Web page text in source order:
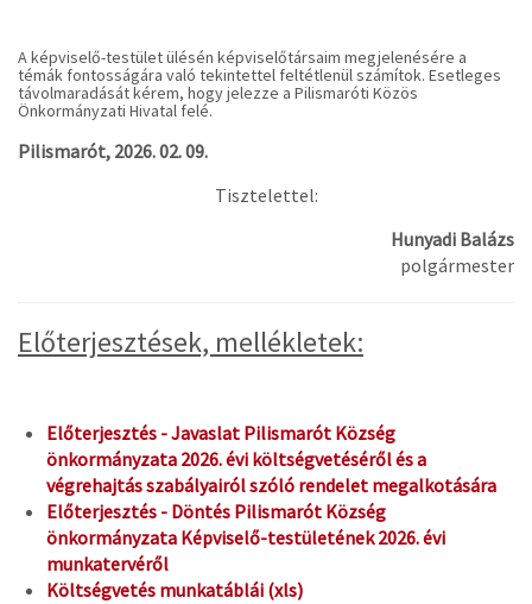
A képviselő-testület ülésén képviselőtársaim megjelenésére a
témák fontosságára való tekintettel feltétlenül számítok. Esetleges
távolmaradását kérem, hogy jelezze a Pilismaróti Közös
Önkormányzati Hivatal felé.
Pilismarót, 2026. 02. 09.
Tisztelettel:
Hunyadi Balázs
polgármester
Előterjesztések, mellékletek:
Előterjesztés - Javaslat Pilismarót Község
önkormányzata 2026. évi költségvetéséről és a
végrehajtás szabályairól szóló rendelet megalkotására
Előterjesztés - Döntés Pilismarót Község
önkormányzata Képviselő-testületének 2026. évi
munkatervéről
Költségvetés munkatáblái (xls)